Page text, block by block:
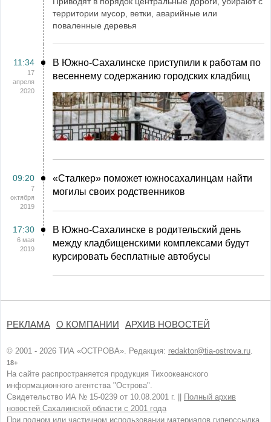
территории мусор, ветки, аварийные или
поваленные деревья
11:34
17
апреля
2020
В Южно-Сахалинске приступили к работам по
весеннему содержанию городских кладбищ
09:20
7
октября
2019
«Сталкер» поможет южносахалинцам найти
могилы своих родственников
17:30
6 мая
2019
В Южно-Сахалинске в родительский день
между кладбищенскими комплексами будут
курсировать бесплатные автобусы
РЕКЛАМА О КОМПАНИИ АРХИВ НОВОСТЕЙ
© 2001 - 2026 ТИА «ОСТРОВА». Редакция: redaktor@tia-ostrova.ru.
18+
На сайте распространяется продукция Тихоокеанского
информационного агентства "Острова".
Свидетельство ИА № 15-0239 от 10.08.2001 г. ||
Полный архив
новостей Сахалинской области с 2001 года
При полном или частичном использовании материалов гиперссылка